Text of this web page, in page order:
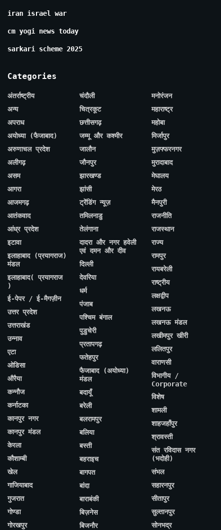
iran israel war
cm yogi news today
sarkari scheme 2025
Categories
अंतर्राष्ट्रीय
अन्य
अपराध
अयोध्या (फैजाबाद)
अरुणाचल प्रदेश
अलीगढ़
असम
आगरा
आजमगढ़
आतंकवाद
आंध्र प्रदेश
इटावा
इलाहाबाद (प्रयागराज)
मंडल
इलाहाबाद( प्रयागराज
)
ई-पेपर / ई-मैगज़ीन
उत्तर प्रदेश
उत्तराखंड
उन्नाव
एटा
ओडिसा
औरैया
कन्नौज
कर्नाटका
कानपुर नगर
कानपुर मंडल
केरला
कौशाम्बी
खेल
गाजियाबाद
गुजरात
गोण्डा
गोरखपुर
चंदौली
चित्रकूट
छत्तीसगढ़
जम्मू और कश्मीर
जालौन
जौनपुर
झारखण्ड
झांसी
ट्रेंडिंग न्यूज़
तमिलनाडु
तेलंगाना
दादरा और नगर हवेली
एवं दमन और दीव
दिल्ली
देवरिया
धर्म
पंजाब
पश्चिम बंगाल
पुडुचेरी
प्रतापगढ़
फतेहपुर
फैजाबाद (अयोध्या)
मंडल
बदायूँ
बरेली
बलरामपुर
बलिया
बस्ती
बहराइच
बागपत
बांदा
बाराबंकी
बिज़नेस
बिजनौर
मनोरंजन
महाराष्ट्र
महोबा
मिर्जापुर
मुज़फ्फरनगर
मुरादाबाद
मेघालय
मेरठ
मैनपुरी
राजनीति
राजस्थान
राज्य
रामपुर
रायबरेली
राष्ट्रीय
लक्षद्वीप
लखनऊ
लखनऊ मंडल
लखीमपुर खीरी
ललितपुर
वाराणसी
विभागीय /
Corporate
विशेष
शामली
शाहजहाँपुर
श्रावस्ती
संत रविदास नगर
(भदोही)
संभल
सहारनपुर
सीतापुर
सुल्तानपुर
सोनभद्र